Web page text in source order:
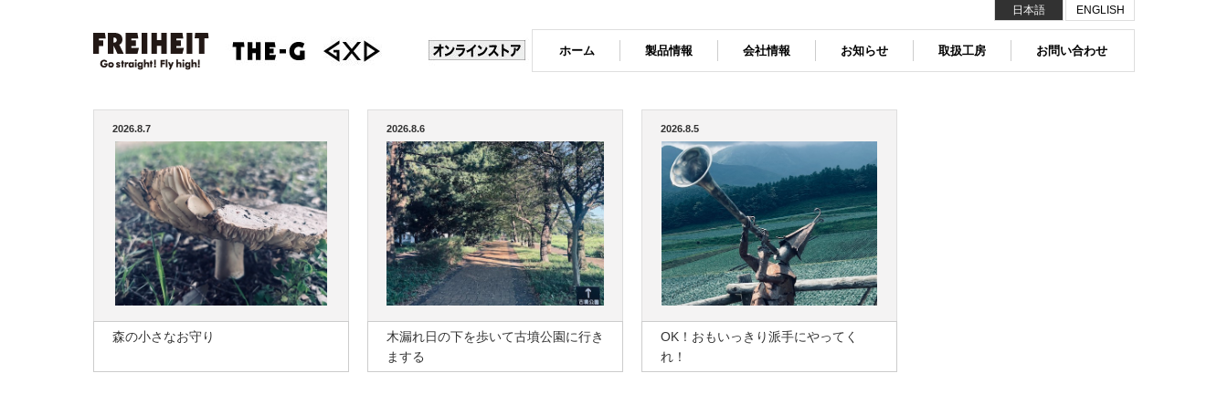
ホーム 製品情報 会社情報 お知らせ 取扱工房 お問い合わせ
日本語 ENGLISH
2026.8.7
森の小さなお守り
2026.8.6
木漏れ日の下を歩いて古墳公園に行き
まする
2026.8.5
OK！おもいっきり派手にやってく
れ！